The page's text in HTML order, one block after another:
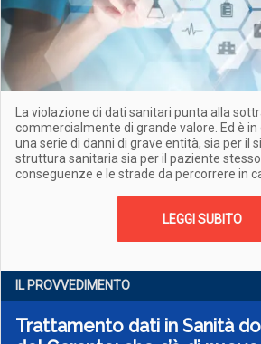
La violazione di dati sanitari punta alla
commercialmente di grande valore. Ed è
una serie di danni di grave entità, sia per il
struttura sanitaria sia per il paziente
conseguenze e le strade da percorrere in
LEGGI SUBITO
IL PROVVEDIMENTO
Trattamento dati in Sanità